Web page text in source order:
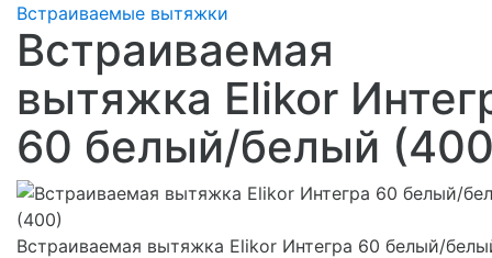
Встраиваемые вытяжки
Встраиваемая
вытяжка Elikor
60 белый/белый
Встраиваемая вытяжка Elikor Интегра 60 белый/